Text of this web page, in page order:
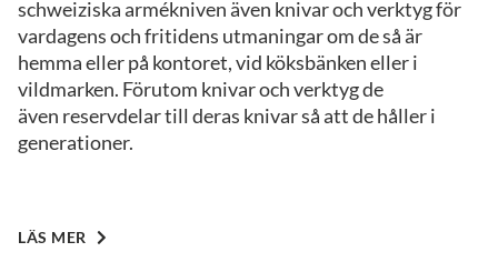
schweiziska armékniven även knivar och verktyg för
vardagens och fritidens utmaningar om de så är
hemma eller på kontoret, vid köksbänken eller i
vildmarken. Förutom knivar och verktyg de
även reservdelar till deras knivar så att de håller i
generationer.
LÄS MER